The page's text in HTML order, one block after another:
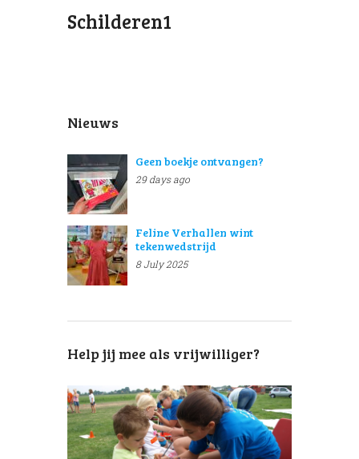
Schilderen1
Nieuws
Geen boekje ontvangen?
29 days ago
Feline Verhallen wint
tekenwedstrijd
8 July 2025
Help jij mee als vrijwilliger?